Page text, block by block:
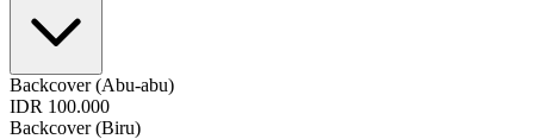
Backcover (Abu-abu)
IDR 100.000
Backcover (Biru)